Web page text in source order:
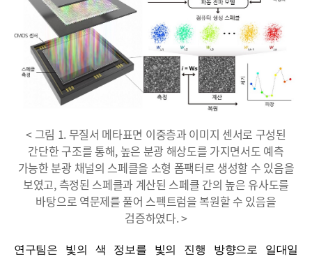
< 그림 1. 무질서 메타표면 이중층과 이미지 센서로 구성된
간단한 구조를 통해, 높은 분광 해상도를 가지면서도 예측
가능한 분광 채널의 스페클을 소형 폼팩터로 생성할 수 있음을
보였고, 측정된 스페클과 계산된 스페클 간의 높은 유사도를
바탕으로 역문제를 풀어 스펙트럼을 복원할 수 있음을
검증하였다. >
연구팀은 빛의 색 정보를 빛의 진행 방향으로 일대일